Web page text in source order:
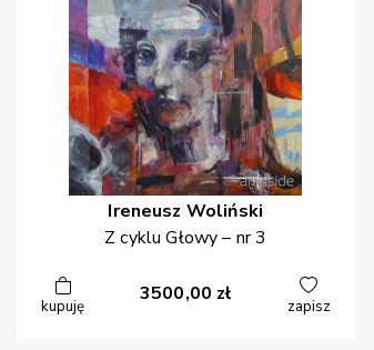
Ireneusz Woliński
Z cyklu Głowy – nr 3
kupuję
3500,00 zł
zapisz